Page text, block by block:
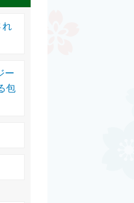
れ
ー
包